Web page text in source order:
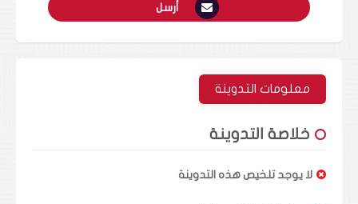
أرسل
معلومات التدوينة
خلاصة التدوينة
لا يوجد تلخيص هذه التدوينة